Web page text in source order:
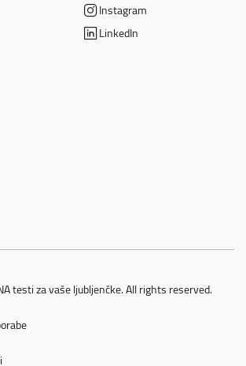
Instagram
LinkedIn
testi za vaše ljubljenčke. All rights reserved.